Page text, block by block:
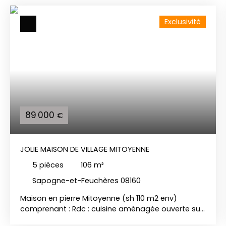
89 000 €
Exclusivité
JOLIE MAISON DE VILLAGE MITOYENNE
5 pièces 106 m²
Sapogne-et-Feuchères 08160
Maison en pierre Mitoyenne (sh 110 m2 env)
comprenant : Rdc : cuisine aménagée ouverte sur